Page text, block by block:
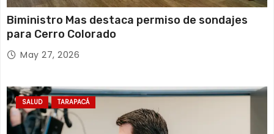
Biministro Mas destaca permiso de sondajes
para Cerro Colorado
May 27, 2026
SALUD TARAPACÁ